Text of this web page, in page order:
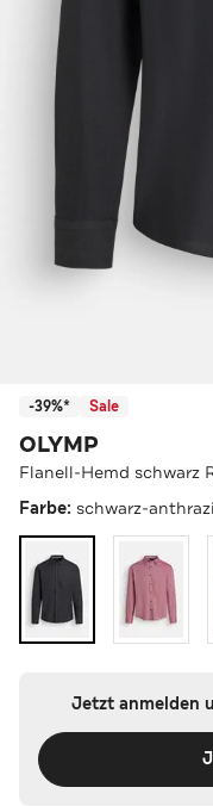
-39%* Sale
OLYMP
Flanell-Hemd schwarz
Farbe: schwarz-
Jetzt anmelden